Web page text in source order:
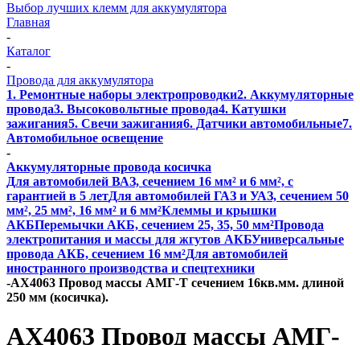
Выбор лучших клемм для аккумулятора
Главная
-
Каталог
-
Провода для аккумулятора
1. Ремонтные наборы электропроводки2. Аккумуляторные
провода3. Высоковольтные провода4. Катушки
зажигания5. Свечи зажигания6. Датчики автомобильные7.
Автомобильное освещение
-
Аккумуляторные провода косичка
Для автомобилей ВАЗ, сечением 16 мм² и 6 мм², с
гарантией в 5 летДля автомобилей ГАЗ и УАЗ, сечением 50
мм², 25 мм², 16 мм² и 6 мм²Клеммы и крышки
АКБПеремычки АКБ, сечением 25, 35, 50 мм²Провода
электропитания и массы для жгутов АКБУниверсальные
провода АКБ, сечением 16 мм²Для автомобилей
иностранного производства и спецтехники
-AX4063 Провод массы АМГ-Т сечением 16кв.мм. длиной
250 мм (косичка).
AX4063 Провод массы АМГ-